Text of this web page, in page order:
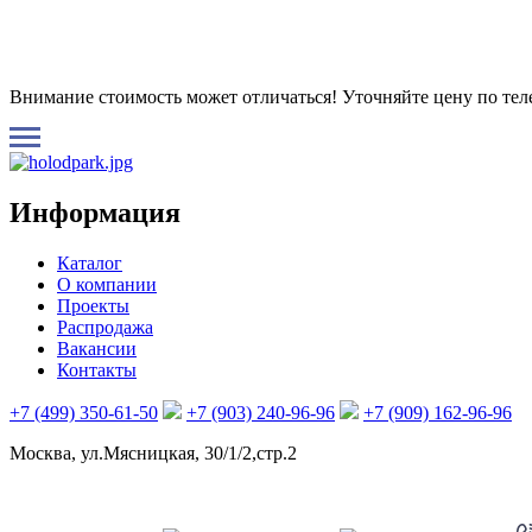
Внимание стоимость может отличаться! Уточняйте цену по
Информация
Каталог
О компании
Проекты
Распродажа
Вакансии
Контакты
+7 (499) 350-61-50 +7 (903) 240-96-96
+7 (909) 162-96-96
Москва, ул.Мясницкая, 30/1/2,стр.2